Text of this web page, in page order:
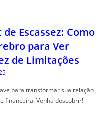
Escassez: Como
para Ver
de Limitações
para transformar sua relação
financeira. Venha descobrir!